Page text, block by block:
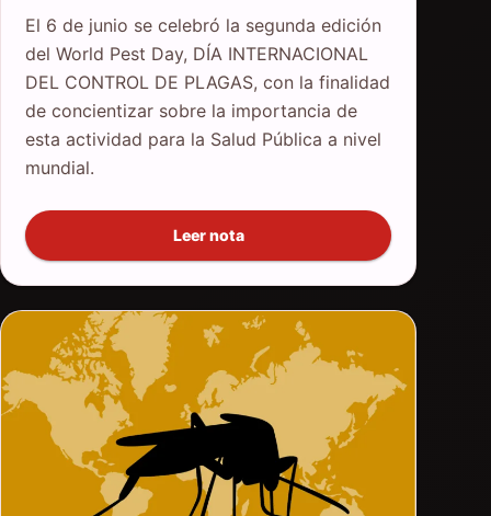
El 6 de junio se celebró la segunda edición
del World Pest Day, DÍA INTERNACIONAL
DEL CONTROL DE PLAGAS, con la finalidad
de concientizar sobre la importancia de
esta actividad para la Salud Pública a nivel
mundial.
Leer nota